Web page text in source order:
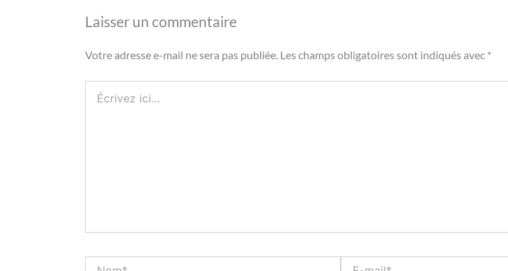
Laisser un commentaire
Votre adresse e-mail ne sera pas publiée. Les champs obligatoires sont indiqués avec *
ici…